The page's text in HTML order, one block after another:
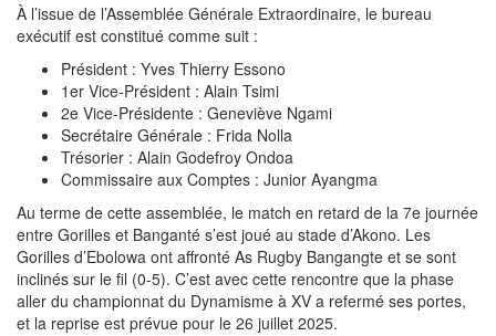
À l’issue de l’Assemblée Générale Extraordinaire, le bureau
exécutif est constitué comme suit :
Président : Yves Thierry Essono
1er Vice-Président : Alain Tsimi
2e Vice-Présidente : Geneviève Ngami
Secrétaire Générale : Frida Nolla
Trésorier : Alain Godefroy Ondoa
Commissaire aux Comptes : Junior Ayangma
Au terme de cette assemblée, le match en retard de la 7e journée
entre Gorilles et Banganté s’est joué au stade d’Akono. Les
Gorilles d’Ebolowa ont affronté As Rugby Bangangte et se sont
inclinés sur le fil (0-5). C’est avec cette rencontre que la phase
aller du championnat du Dynamisme à XV a refermé ses portes,
et la reprise est prévue pour le 26 juillet 2025.